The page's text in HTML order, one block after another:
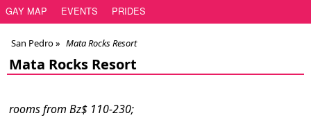
GAY MAP
EVENTS PRIDES
San Pedro» Mata Rocks Resort
Mata Rocks Resort
rooms from Bz$ 110-230;